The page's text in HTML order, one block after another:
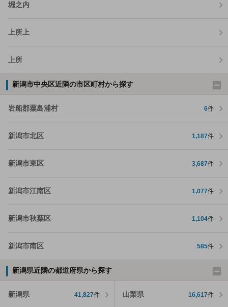
堀之内
上所上
上所
新潟市中央区近隣の市区町村から探す
岩船郡粟島浦村 6件
新潟市北区 1,187件
新潟市東区 3,687件
新潟市江南区 1,077件
新潟市秋葉区 1,104件
新潟市南区 585件
新潟県近隣の都道府県から探す
新潟県 41,827件 山梨県 16,617件